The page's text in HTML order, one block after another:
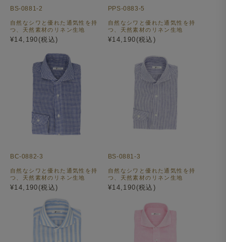
BS-0881-2
自然なシワと優れた通気性を持
つ、天然素材のリネン生地
¥14,190(税込)
PPS-0883-5
自然なシワと優れた通気性を持
つ、天然素材のリネン生地
¥14,190(税込)
BC-0882-3
自然なシワと優れた通気性を持
つ、天然素材のリネン生地
¥14,190(税込)
BS-0881-3
自然なシワと優れた通気性を持
つ、天然素材のリネン生地
¥14,190(税込)